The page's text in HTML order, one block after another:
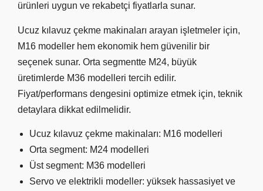
ürünleri uygun ve rekabetçi fiyatlarla sunar.
Ucuz kılavuz çekme makinaları arayan işletmeler için,
M16 modeller hem ekonomik hem güvenilir bir
seçenek sunar. Orta segmentte M24, büyük
üretimlerde M36 modelleri tercih edilir.
Fiyat/performans dengesini optimize etmek için, teknik
detaylara dikkat edilmelidir.
Ucuz kılavuz çekme makinaları: M16 modelleri
Orta segment: M24 modelleri
Üst segment: M36 modelleri
Servo ve elektrikli modeller: yüksek hassasiyet ve